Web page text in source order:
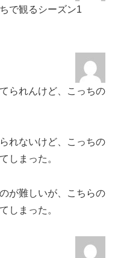
で観るシーズン1
られんけど、こっちの
れないけど、こっちの
しまった。
が難しいが、こちらの
しまった。